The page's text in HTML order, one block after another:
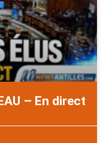
– En direct